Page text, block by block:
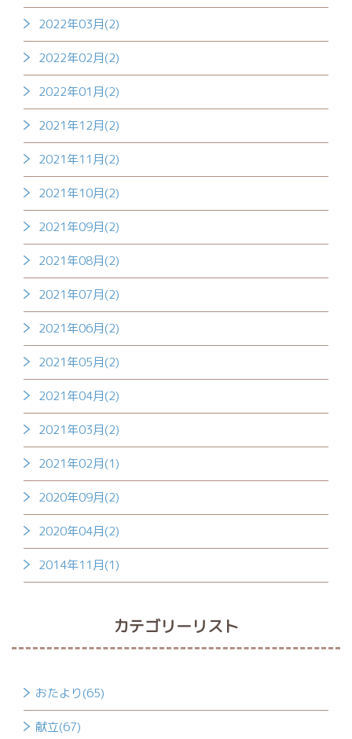
2022年03月(2)
2022年02月(2)
2022年01月(2)
2021年12月(2)
2021年11月(2)
2021年10月(2)
2021年09月(2)
2021年08月(2)
2021年07月(2)
2021年06月(2)
2021年05月(2)
2021年04月(2)
2021年03月(2)
2021年02月(1)
2020年09月(2)
2020年04月(2)
2014年11月(1)
カテゴリーリスト
おたより(65)
献立(67)